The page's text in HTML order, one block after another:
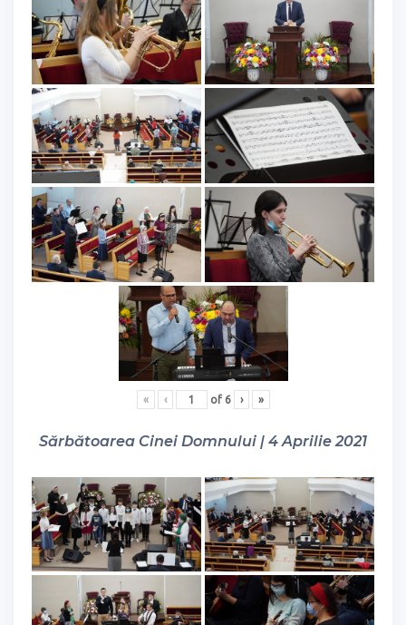
« ‹ of 6 › »
Sărbătoarea Cinei Domnului | 4 Aprilie 2021